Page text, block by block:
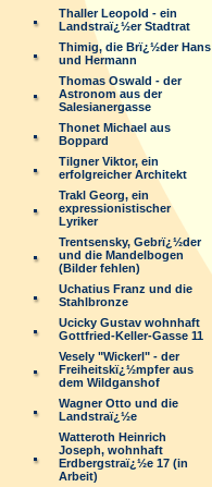
Thaller Leopold - ein
Landstraï¿½er Stadtrat
Thimig, die Brï¿½der Hans
und Hermann
Thomas Oswald - der
Astronom aus der
Salesianergasse
Thonet Michael aus
Boppard
Tilgner Viktor, ein
erfolgreicher Architekt
Trakl Georg, ein
expressionistischer
Lyriker
Trentsensky, Gebrï¿½der
und die Mandelbogen
(Bilder fehlen)
Uchatius Franz und die
Stahlbronze
Ucicky Gustav wohnhaft
Gottfried-Keller-Gasse 11
Vesely "Wickerl" - der
Freiheitskï¿½mpfer aus
dem Wildganshof
Wagner Otto und die
Landstraï¿½e
Watteroth Heinrich
Joseph, wohnhaft
Erdbergstraï¿½e 17 (in
Arbeit)